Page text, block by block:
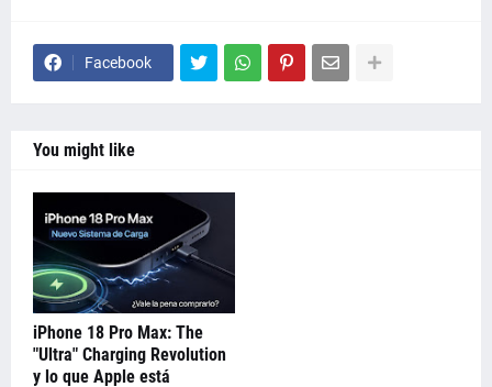
Facebook
You might like
iPhone 18 Pro Max: The
"Ultra" Charging Revolution
y lo que Apple está